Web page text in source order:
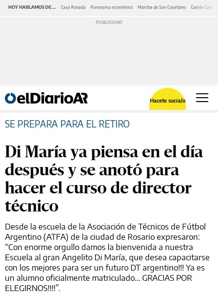
HOY HABLAMOS DE... Casa Rosada Panorama económico Marcha de San Cayetano García Cuerva
Hacete socia/o
SE PREPARA PARA EL RETIRO
Di María ya piensa en el día
después y se anotó para
hacer el curso de director
técnico
Desde la escuela de la Asociación de Técnicos de Fútbol
Argentino (ATFA) de la ciudad de Rosario expresaron:
“Con enorme orgullo damos la bienvenida a nuestra
Escuela al gran Angelito Di María, que desea capacitarse
con los mejores para ser un futuro DT argentino!!! Ya es
un alumno oficialmente matriculado… GRACIAS POR
ELEGIRNOS!!!!”.